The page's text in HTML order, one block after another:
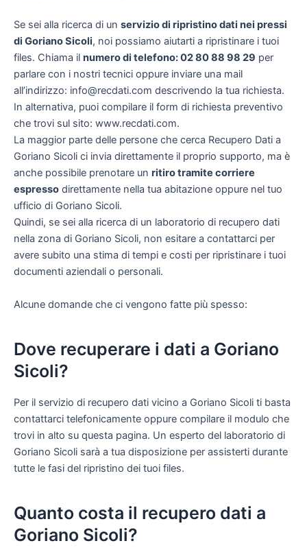
Se sei alla ricerca di un servizio di ripristino dati nei pressi
di Goriano Sicoli, noi possiamo aiutarti a ripristinare i tuoi
files. Chiama il numero di telefono: 02 80 88 98 29 per
parlare con i nostri tecnici oppure inviare una mail
all’indirizzo: info@recdati.com descrivendo la tua richiesta.
In alternativa, puoi compilare il form di richiesta preventivo
che trovi sul sito: www.recdati.com.
La maggior parte delle persone che cerca Recupero Dati a
Goriano Sicoli ci invia direttamente il proprio supporto, ma è
anche possibile prenotare un ritiro tramite corriere
espresso direttamente nella tua abitazione oppure nel tuo
ufficio di Goriano Sicoli.
Quindi, se sei alla ricerca di un laboratorio di recupero dati
nella zona di Goriano Sicoli, non esitare a contattarci per
avere subito una stima di tempi e costi per ripristinare i tuoi
documenti aziendali o personali.
Alcune domande che ci vengono fatte più spesso:
Dove recuperare i dati a Goriano
Sicoli?
Per il servizio di recupero dati vicino a Goriano Sicoli ti basta
contattarci telefonicamente oppure compilare il modulo che
trovi in alto su questa pagina. Un esperto del laboratorio di
Goriano Sicoli sarà a tua disposizione per assisterti durante
tutte le fasi del ripristino dei tuoi files.
Quanto costa il recupero dati a
Goriano Sicoli?